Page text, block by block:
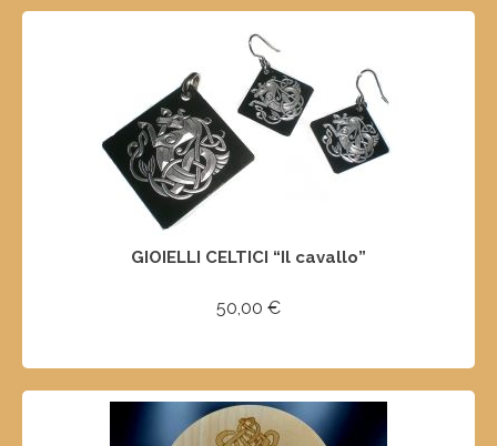
GIOIELLI CELTICI “Il cavallo”
50,00 €